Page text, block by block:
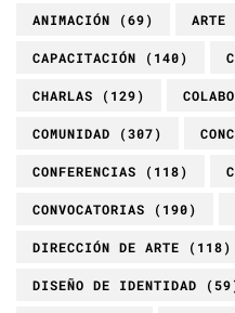
ANIMACIÓN (69) ARTE
CAPACITACIÓN (140)
CHARLAS (129)
COMUNIDAD (307)
CONFERENCIAS (118)
CONVOCATORIAS (190)
DIRECCIÓN DE ARTE (118)
DISEÑO DE IDENTIDAD